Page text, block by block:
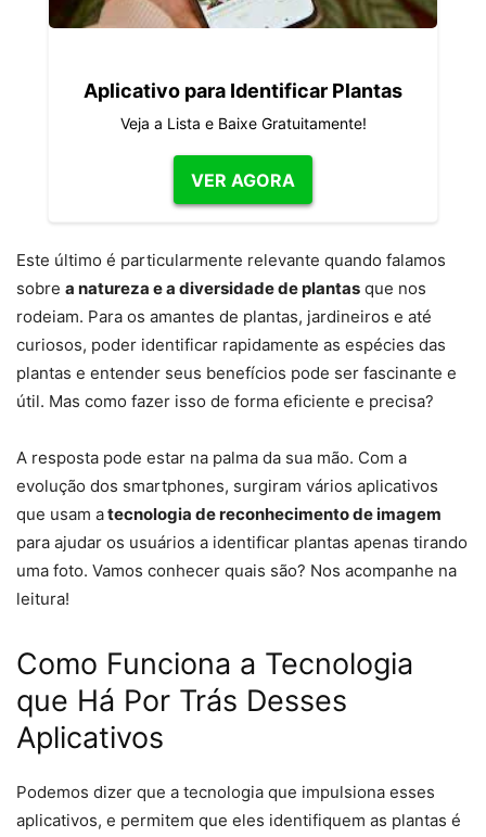
Aplicativo para Identificar Plantas
Veja a Lista e Baixe Gratuitamente!
VER AGORA
Este último é particularmente relevante quando falamos
sobre a natureza e a diversidade de plantas que nos
rodeiam. Para os amantes de plantas, jardineiros e até
curiosos, poder identificar rapidamente as espécies das
plantas e entender seus benefícios pode ser fascinante e
útil. Mas como fazer isso de forma eficiente e precisa?
A resposta pode estar na palma da sua mão. Com a
evolução dos smartphones, surgiram vários aplicativos
que usam atecnologia de reconhecimento de imagem
para ajudar os usuários a identificar plantas apenas tirando
uma foto. Vamos conhecer quais são? Nos acompanhe na
leitura!
Como Funciona a Tecnologia
que Há Por Trás Desses
Aplicativos
Podemos dizer que a tecnologia que impulsiona esses
aplicativos, e permitem que eles identifiquem as plantas é